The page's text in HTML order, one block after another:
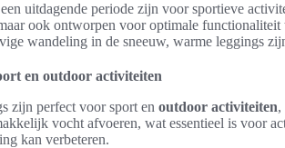
uitdagende periode zijn voor sportieve
ook ontworpen voor optimale functionaliteit
wandeling in de sneeuw, warme leggings
en outdoor activiteiten
zijn perfect voor sport en outdoor activiteiten,
vocht afvoeren, wat essentieel is voor
kan verbeteren.